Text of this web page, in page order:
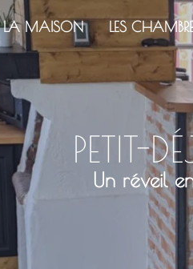
LA MAISON LES
PETIT-
Un réveil